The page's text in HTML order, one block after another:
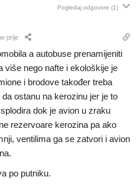
Pogledaj odgovore (1)
prije
a autobuse prenamijeniti
više nego nafte i ekološkije je
i brodove također treba
ostanu na kerozinu jer je to
dok je avion u zraku
rezervoare kerozina pa ako
ventilima ga se zatvori i avion
po putniku.